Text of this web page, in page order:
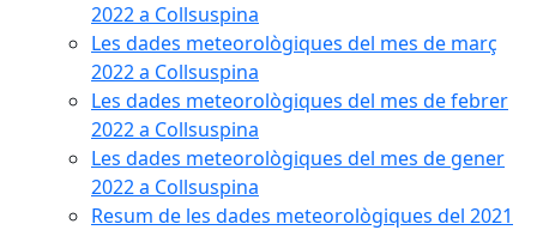
2022 a Collsuspina
Les dades meteorològiques del mes de març
2022 a Collsuspina
Les dades meteorològiques del mes de febrer
2022 a Collsuspina
Les dades meteorològiques del mes de gener
2022 a Collsuspina
Resum de les dades meteorològiques del 2021